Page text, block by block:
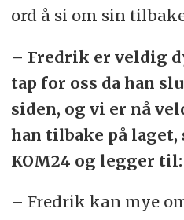
ord å si om sin
– Fredrik er veldig
tap for oss da han
siden, og vi er nå
han tilbake på
KOM24 og legger til:
– Fredrik kan mye